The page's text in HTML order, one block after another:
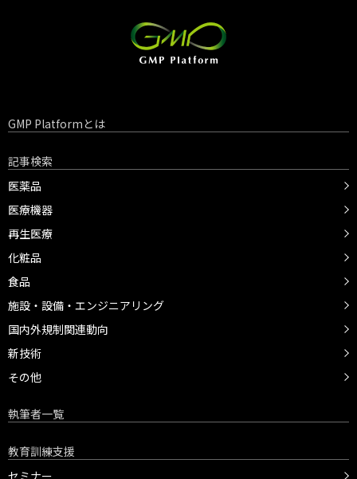
GMP Platformとは
記事検索
医薬品
医療機器
再生医療
化粧品
食品
施設・設備・エンジニアリング
国内外規制関連動向
新技術
その他
執筆者一覧
教育訓練支援